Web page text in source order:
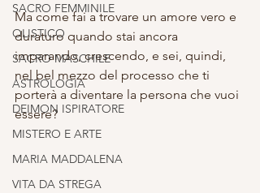
SACRO FEMMINILE
OLISTICO
SACRO MASCHILE
ASTROLOGIA
DEIMON ISPIRATORE
MISTERO E ARTE
MARIA MADDALENA
VITA DA STREGA
Ma come fai a trovare un amore vero e
duraturo quando stai ancora
imparando, crescendo, e sei, quindi,
nel bel mezzo del processo che ti
porterà a diventare la persona che vuoi
essere?